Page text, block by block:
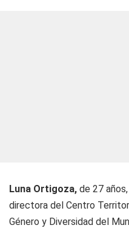
Luna Ortigoza, de 27
directora del Centro
Género y Diversidad del